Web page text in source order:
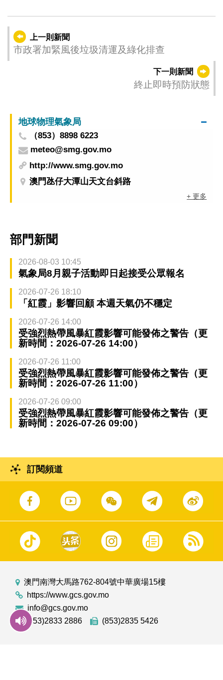
上一則新聞
市政署加緊風後垃圾清運及綠化排查
下一則新聞
終止即時預防狀態
地球物理氣象局
（853）8898 6223
meteo@smg.gov.mo
http://www.smg.gov.mo
澳門氹仔大潭山天文台斜路
+ 更多
部門新聞
2026-08-03 10:45
氣象局8月親子活動即日起接受公眾報名
2026-07-26 18:10
「紅霞」影響回顧 本週天氣仍不穩定
2026-07-26 14:00
受強烈熱帶風暴紅霞影響可能發佈之警告（更
新時間：2026-07-26 14:00）
2026-07-26 11:00
受強烈熱帶風暴紅霞影響可能發佈之警告（更
新時間：2026-07-26 11:00）
2026-07-26 09:00
受強烈熱帶風暴紅霞影響可能發佈之警告（更
新時間：2026-07-26 09:00）
訂閱頻道
澳門南灣大馬路762-804號中華廣場15樓
https://www.gcs.gov.mo
info@gcs.gov.mo
(853)2833 2886
(853)2835 5426